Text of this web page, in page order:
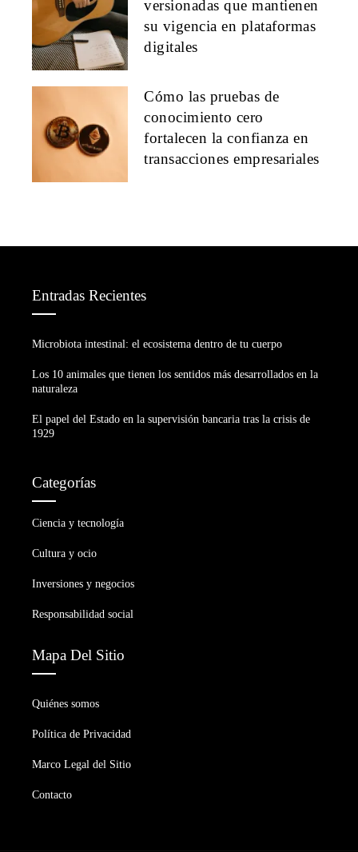
versionadas que mantienen
su vigencia en plataformas
digitales
Cómo las pruebas de
conocimiento cero
fortalecen la confianza en
transacciones empresariales
Entradas Recientes
Microbiota intestinal: el ecosistema dentro de tu cuerpo
Los 10 animales que tienen los sentidos más desarrollados en la
naturaleza
El papel del Estado en la supervisión bancaria tras la crisis de
1929
Categorías
Ciencia y tecnología
Cultura y ocio
Inversiones y negocios
Responsabilidad social
Mapa Del Sitio
Quiénes somos
Política de Privacidad
Marco Legal del Sitio
Contacto